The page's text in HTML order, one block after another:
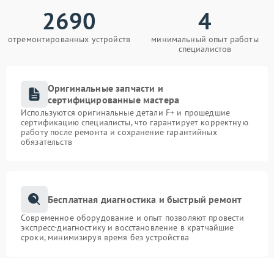
2690
отремонтированных устройств
4
минимальный опыт работы
специалистов
Оригинальные запчасти и
сертифицированные мастера
Используются оригинальные детали F+ и прошедшие
сертификацию специалисты, что гарантирует корректную
работу после ремонта и сохранение гарантийных
обязательств
Бесплатная диагностика и быстрый ремонт
Современное оборудование и опыт позволяют провести
экспресс-диагностику и восстановление в кратчайшие
сроки, минимизируя время без устройства